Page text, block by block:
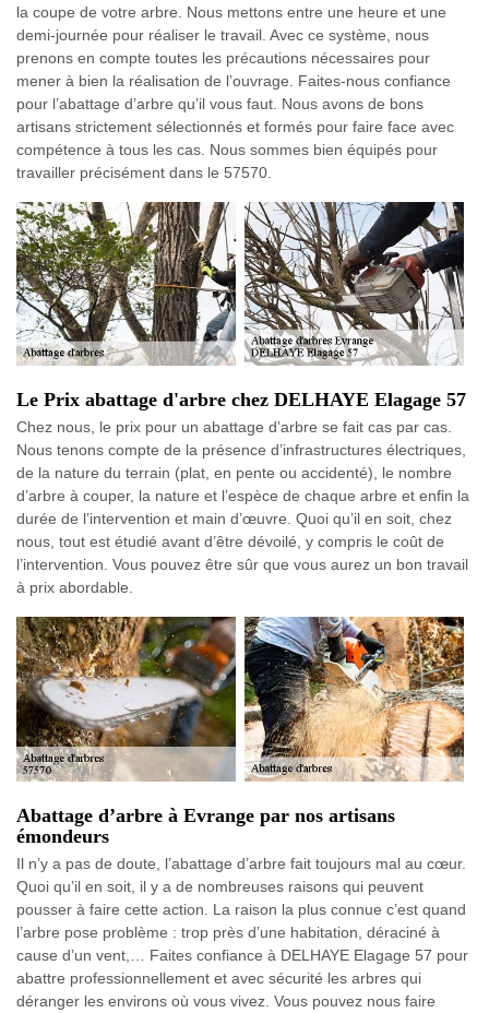
la coupe de votre arbre. Nous mettons entre une heure et une
demi-journée pour réaliser le travail. Avec ce système, nous
prenons en compte toutes les précautions nécessaires pour
mener à bien la réalisation de l’ouvrage. Faites-nous confiance
pour l’abattage d’arbre qu’il vous faut. Nous avons de bons
artisans strictement sélectionnés et formés pour faire face avec
compétence à tous les cas. Nous sommes bien équipés pour
travailler précisément dans le 57570.
Le Prix abattage d'arbre chez DELHAYE Elagage 57
Chez nous, le prix pour un abattage d’arbre se fait cas par cas.
Nous tenons compte de la présence d’infrastructures électriques,
de la nature du terrain (plat, en pente ou accidenté), le nombre
d’arbre à couper, la nature et l’espèce de chaque arbre et enfin la
durée de l’intervention et main d’œuvre. Quoi qu’il en soit, chez
nous, tout est étudié avant d’être dévoilé, y compris le coût de
l’intervention. Vous pouvez être sûr que vous aurez un bon travail
à prix abordable.
Abattage d’arbre à Evrange par nos artisans
émondeurs
Il n’y a pas de doute, l’abattage d’arbre fait toujours mal au cœur.
Quoi qu’il en soit, il y a de nombreuses raisons qui peuvent
pousser à faire cette action. La raison la plus connue c’est quand
l’arbre pose problème : trop près d’une habitation, déraciné à
cause d’un vent,… Faites confiance à DELHAYE Elagage 57 pour
abattre professionnellement et avec sécurité les arbres qui
déranger les environs où vous vivez. Vous pouvez nous faire